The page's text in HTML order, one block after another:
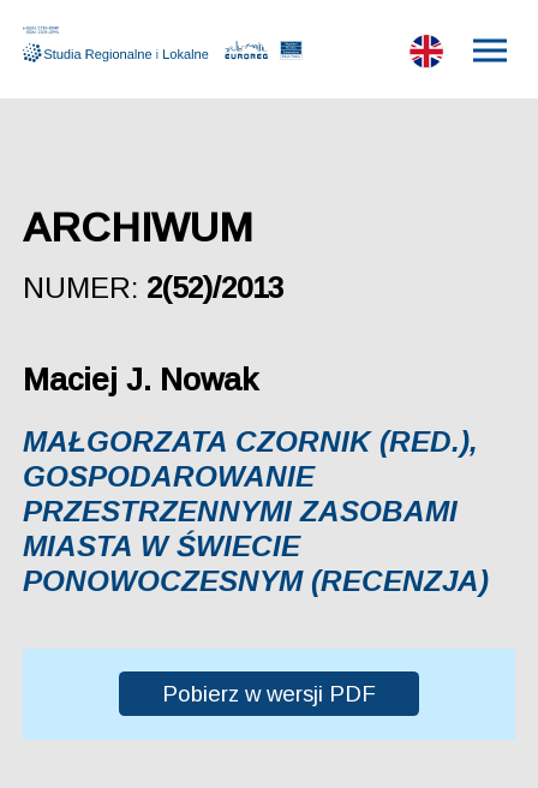
ARCHIWUM
NUMER: 2(52)/2013
Maciej J. Nowak
MAŁGORZATA CZORNIK (RED.),
GOSPODAROWANIE
PRZESTRZENNYMI ZASOBAMI
MIASTA W ŚWIECIE
PONOWOCZESNYM (RECENZJA)
Pobierz w wersji PDF